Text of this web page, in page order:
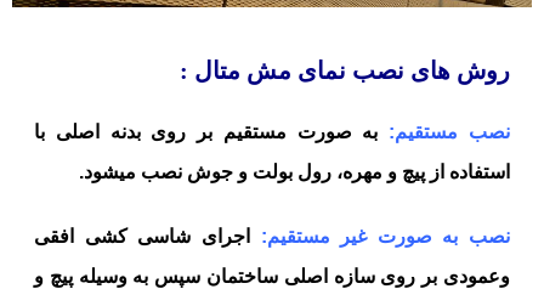
روش های نصب نمای مش متال :
نصب مستقیم: به صورت مستقیم بر روی بدنه اصلی با
استفاده از پیچ و مهره، رول بولت و جوش نصب میشود.
نصب به صورت غیر مستقیم: اجرای شاسی کشی افقی
وعمودی بر روی سازه اصلی ساختمان سپس به وسیله پیچ و